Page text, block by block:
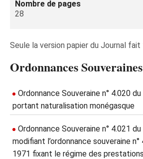
Nombre de pages
28
Seule la version papier du Journal
Ordonnances Souveraines
Ordonnance Souveraine n° 4.020
portant naturalisation monégasque
Ordonnance Souveraine n° 4.021
modifiant l’ordonnance souveraine n°
1971 fixant le régime des